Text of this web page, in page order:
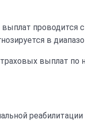
проводится
в
выплат по